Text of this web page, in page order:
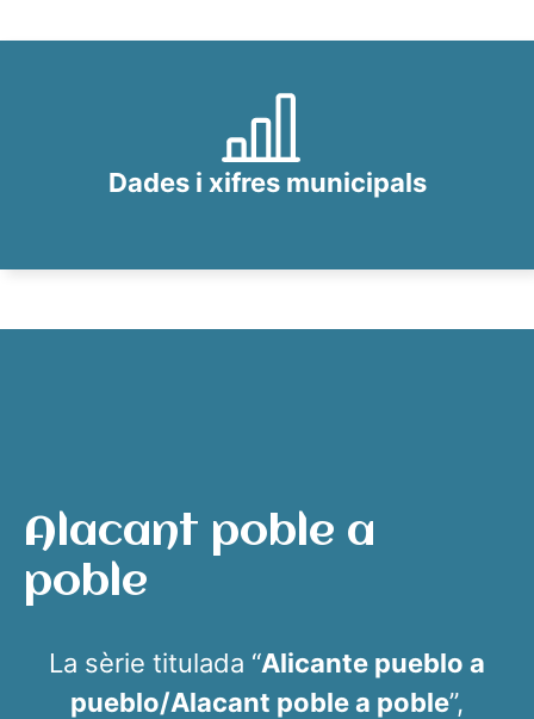
Dades i xifres municipals
Alacant poble a
poble
La sèrie titulada “Alicante pueblo a
pueblo/Alacant poble a poble”,